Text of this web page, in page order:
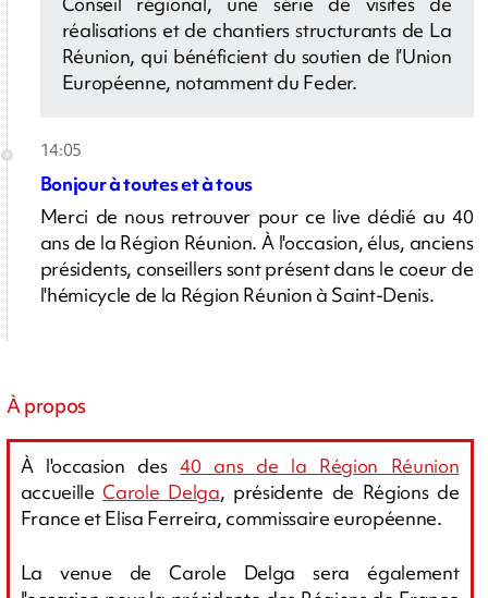
réalisations et de chantiers structurants de La
Réunion, qui bénéficient du soutien de l’Union
Européenne, notamment du Feder.
14:05
Bonjour à toutes et à tous
Merci de nous retrouver pour ce live dédié au 40
ans de la Région Réunion. À l'occasion, élus, anciens
présidents, conseillers sont présent dans le coeur de
l'hémicycle de la Région Réunion à Saint-Denis.
À propos
À l'occasion des40 ans de la Région Réunion
accueilleCarole Delga, présidente de Régions de
France et Elisa Ferreira, commissaire européenne.
La venue de Carole Delga sera également